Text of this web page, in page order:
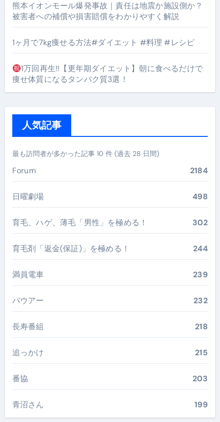
熊本イオンモール爆発事故｜責任は地震か施設側か？
被害者への補償や損害賠償をわかりやすく解説
1ヶ月で7kg痩せる方法#ダイエット #料理 #レシピ
1万回再生!!【更年期ダイエット】朝に食べるだけで
痩せ体質になるタンパク質3選！
人気記事
最も訪問者が多かった記事 10 件 (過去 28 日間)
Forum 2184
日曜劇場 498
育毛、ハゲ、薄毛「男性」を極める！ 302
育毛剤「返金(保証)」を極める！ 244
満員電車 239
バウアー 232
長寿番組 218
追っかけ 215
番協 203
青沼さん 199